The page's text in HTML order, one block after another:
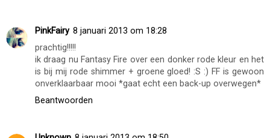
PinkFairy 8 januari 2013 om 18:28
prachtig!!!!!
ik draag nu Fantasy Fire over een donker rode kleur en het
is bij mij rode shimmer + groene gloed! :S :) FF is gewoon
onverklaarbaar mooi *gaat echt een back-up overwegen*
Beantwoorden